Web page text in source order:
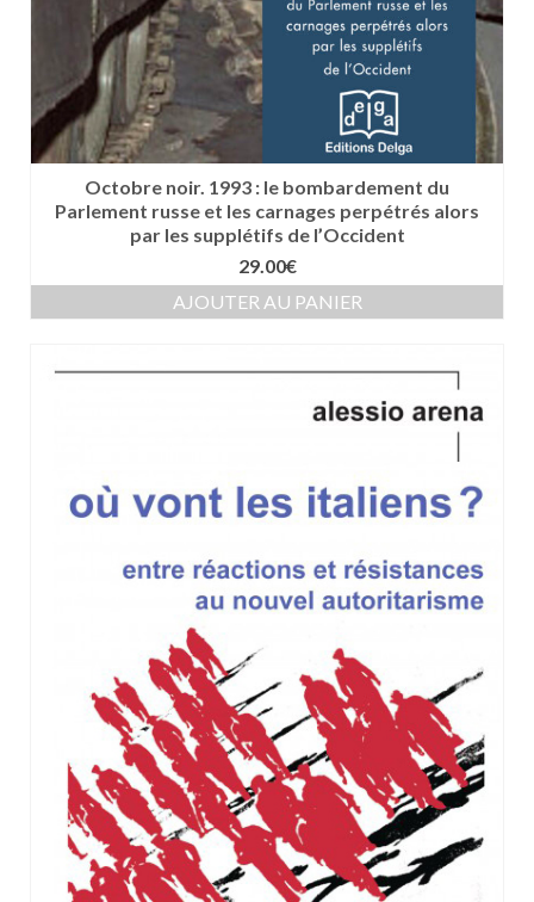
Octobre noir. 1993 : le bombardement du
Parlement russe et les carnages perpétrés alors
par les supplétifs de l’Occident
29.00€
AJOUTER AU PANIER